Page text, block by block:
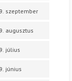
szeptember
augusztus
július
június